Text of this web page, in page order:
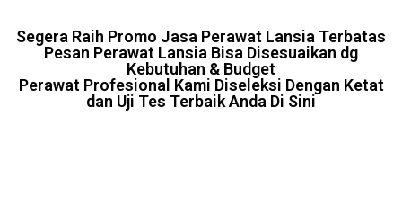
Segera Raih Promo Jasa Perawat Lansia Terbatas
Pesan Perawat Lansia Bisa Disesuaikan dg
Kebutuhan & Budget
Perawat Profesional Kami Diseleksi Dengan Ketat
dan Uji Tes Terbaik Anda Di Sini